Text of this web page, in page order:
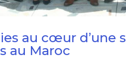
au cœur d’une
au Maroc